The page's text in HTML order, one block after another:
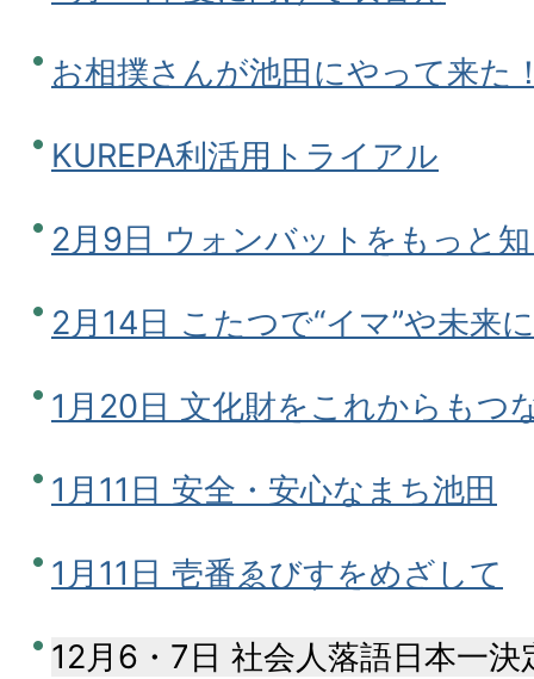
お相撲さんが池田にやって来た
KUREPA利活用トライアル
2月9日 ウォンバットをもっと
2月14日 こたつで“イマ”や未来
1月20日 文化財をこれからもつ
1月11日 安全・安心なまち池田
1月11日 壱番ゑびすをめざして
12月6・7日 社会人落語日本一決